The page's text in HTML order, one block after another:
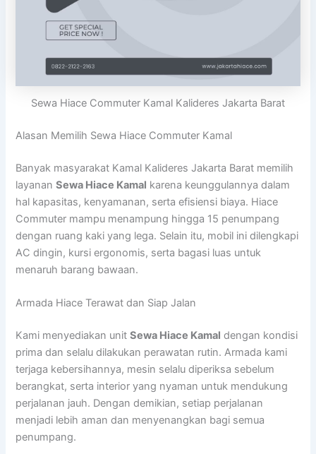
Sewa Hiace Commuter Kamal Kalideres Jakarta Barat
Alasan Memilih Sewa Hiace Commuter Kamal
Banyak masyarakat Kamal Kalideres Jakarta Barat memilih
layananSewa Hiace Kamal karena keunggulannya dalam
hal kapasitas, kenyamanan, serta efisiensi biaya. Hiace
Commuter mampu menampung hingga 15 penumpang
dengan ruang kaki yang lega. Selain itu, mobil ini dilengkapi
AC dingin, kursi ergonomis, serta bagasi luas untuk
menaruh barang bawaan.
Armada Hiace Terawat dan Siap Jalan
Kami menyediakan unitSewa Hiace Kamal dengan kondisi
prima dan selalu dilakukan perawatan rutin. Armada kami
terjaga kebersihannya, mesin selalu diperiksa sebelum
berangkat, serta interior yang nyaman untuk mendukung
perjalanan jauh. Dengan demikian, setiap perjalanan
menjadi lebih aman dan menyenangkan bagi semua
penumpang.